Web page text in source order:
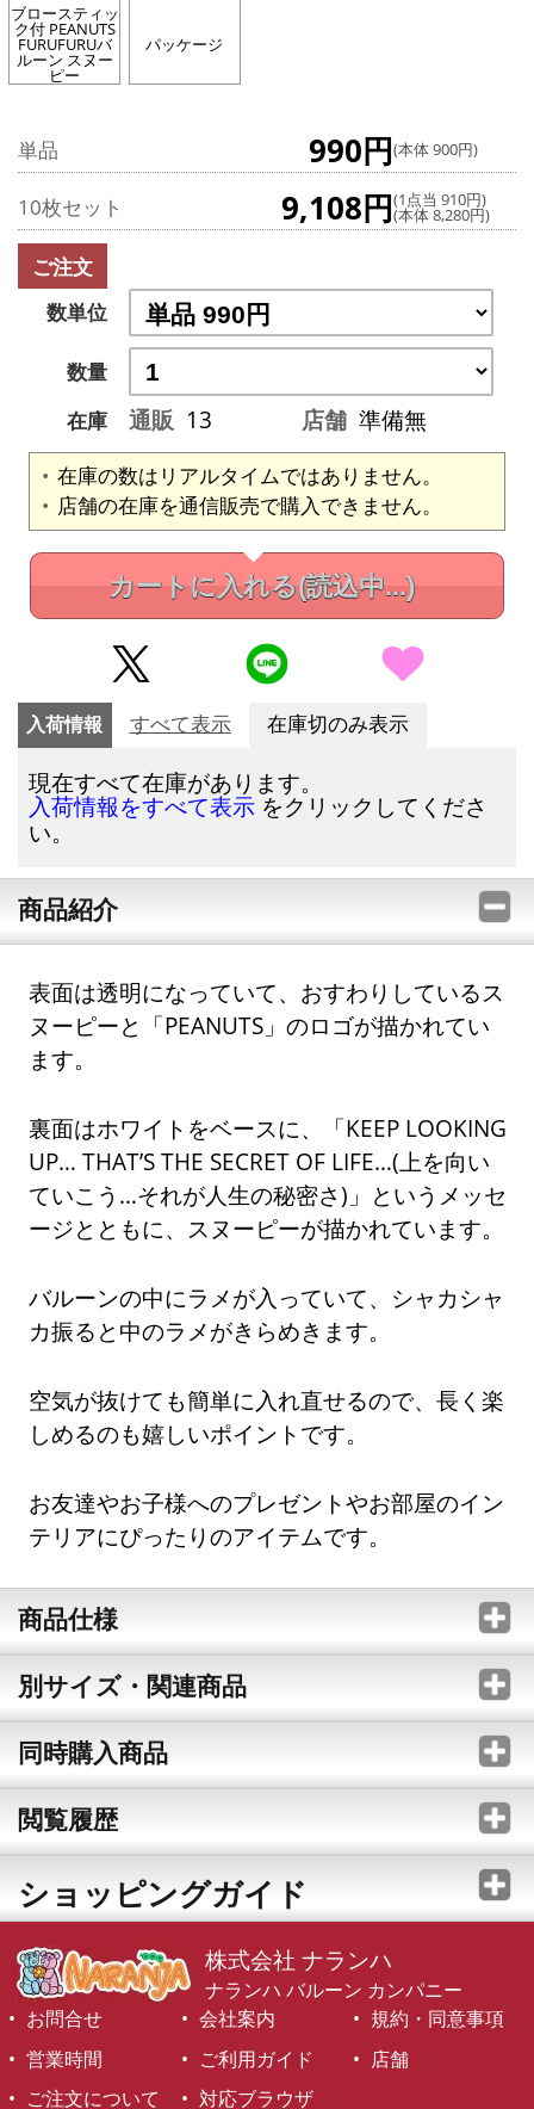
ブロースティッ
ク付 PEANUTS
FURUFURUバ
ルーン スヌー
ピー
パッケージ
単品 990円(本体 900円)
10枚セット 9,108円(1点当 910円)
(本体 8,280円)
ご注文
数単位
数量
在庫
通販 13 店舗 準備無
在庫の数はリアルタイムではありません。
店舗の在庫を通信販売で購入できません。
カートに入れる(読込中...)
入荷情報 すべて表示 在庫切のみ表示
現在すべて在庫があります。
入荷情報をすべて表示 をクリックしてくださ
い。
商品紹介
表面は透明になっていて、おすわりしているス
ヌーピーと「PEANUTS」のロゴが描かれてい
ます。
裏面はホワイトをベースに、「KEEP LOOKING
UP… THAT’S THE SECRET OF LIFE…(上を向い
ていこう…それが人生の秘密さ)」というメッセ
ージとともに、スヌーピーが描かれています。
バルーンの中にラメが入っていて、シャカシャ
カ振ると中のラメがきらめきます。
空気が抜けても簡単に入れ直せるので、長く楽
しめるのも嬉しいポイントです。
お友達やお子様へのプレゼントやお部屋のイン
テリアにぴったりのアイテムです。
商品仕様
別サイズ・関連商品
同時購入商品
閲覧履歴
ショッピングガイド
株式会社 ナランハ
ナランハ バルーン カンパニー
お問合せ
会社案内
規約・同意事項
営業時間
ご利用ガイド
店舗
ご注文について
対応ブラウザ